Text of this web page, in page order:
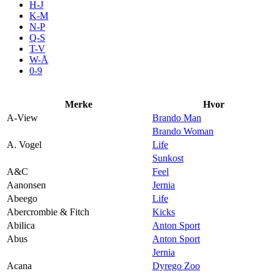
Inspirasjon
Åpningstider
H-J
K-M
N-P
Q-S
T-V
W-Å
0-9
Merke
Hvor
A-View
Brando Man
Brando Woman
A. Vogel
Life
Sunkost
A&C
Feel
Aanonsen
Jernia
Abeego
Life
Abercrombie & Fitch
Kicks
Abilica
Anton Sport
Abus
Anton Sport
Jernia
Acana
Dyrego Zoo